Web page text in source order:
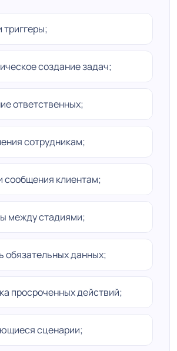
триггеры;
создание задач;
ответственных;
сотрудникам;
сообщения клиентам;
между стадиями;
обязательных данных;
просроченных действий;
сценарии;